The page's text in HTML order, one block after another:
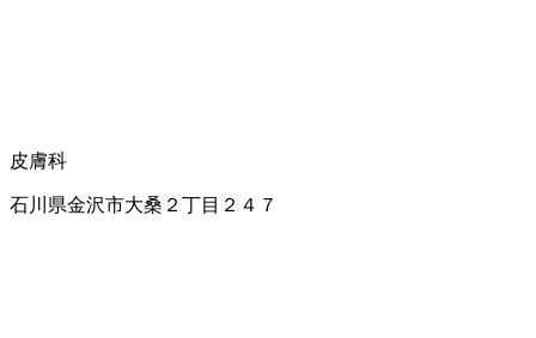
皮膚科
石川県金沢市大桑２丁目２４７